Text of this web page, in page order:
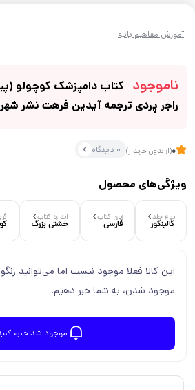
آموزش مفاهیم پایه
ناموجود
کتاب دامپزشک کوچولو
راجر پردی ترجمه آیدین فرهت نشر
0(از بدون خریدار) 0 دیدگاه
ویژگی‌های محصول
نوع جلد
گالینگور
زبان کتاب
فارسی
اندازه کتاب
خشتی بزرگ کودک 5 تا 7
این کالا فعلا موجود نیست اما می‌توانید
موجود شدن، به شما خبر دهیم.
موجود شد خبرم